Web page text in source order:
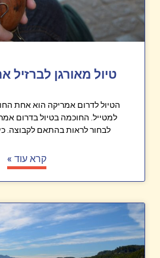
טיול מאורגן לברזיל
הטיול לדרום אמריקה הוא אחת
למטייל. החוכמה בטיול בדרום
לבחור לראות בהתאם לקבוצה.
קרא עוד »